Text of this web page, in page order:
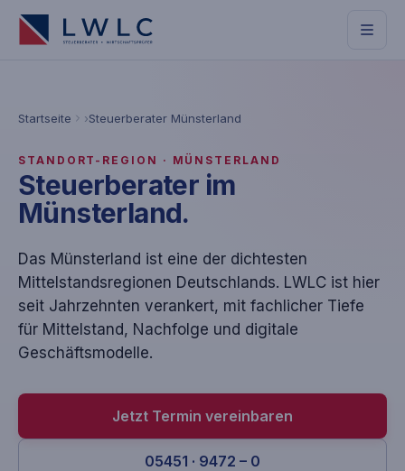
Startseite Steuerberater Münsterland
STANDORT-REGION · MÜNSTERLAND
Steuerberater im
Münsterland.
Das Münsterland ist eine der dichtesten
Mittelstandsregionen Deutschlands. LWLC ist hier
seit Jahrzehnten verankert, mit fachlicher Tiefe
für Mittelstand, Nachfolge und digitale
Geschäftsmodelle.
Jetzt Termin vereinbaren
05451 · 9472 – 0